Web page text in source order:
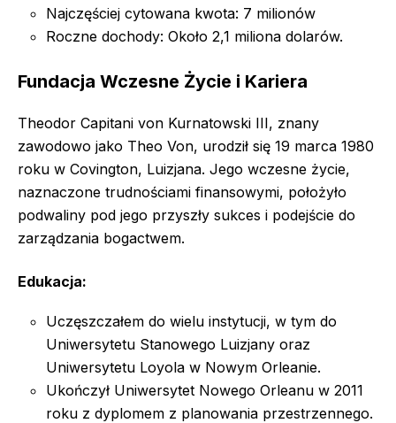
Najczęściej cytowana kwota: 7 milionów
Roczne dochody: Około 2,1 miliona dolarów.
Fundacja Wczesne Życie i Kariera
Theodor Capitani von Kurnatowski III, znany
zawodowo jako Theo Von, urodził się 19 marca 1980
roku w Covington, Luizjana. Jego wczesne życie,
naznaczone trudnościami finansowymi, położyło
podwaliny pod jego przyszły sukces i podejście do
zarządzania bogactwem.
Edukacja:
Uczęszczałem do wielu instytucji, w tym do
Uniwersytetu Stanowego Luizjany oraz
Uniwersytetu Loyola w Nowym Orleanie.
Ukończył Uniwersytet Nowego Orleanu w 2011
roku z dyplomem z planowania przestrzennego.